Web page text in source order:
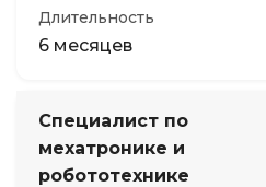
Длительность
6 месяцев
Специалист по
мехатронике и
робототехнике